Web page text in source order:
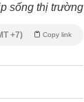
sống thị trường
Copy link
+7)